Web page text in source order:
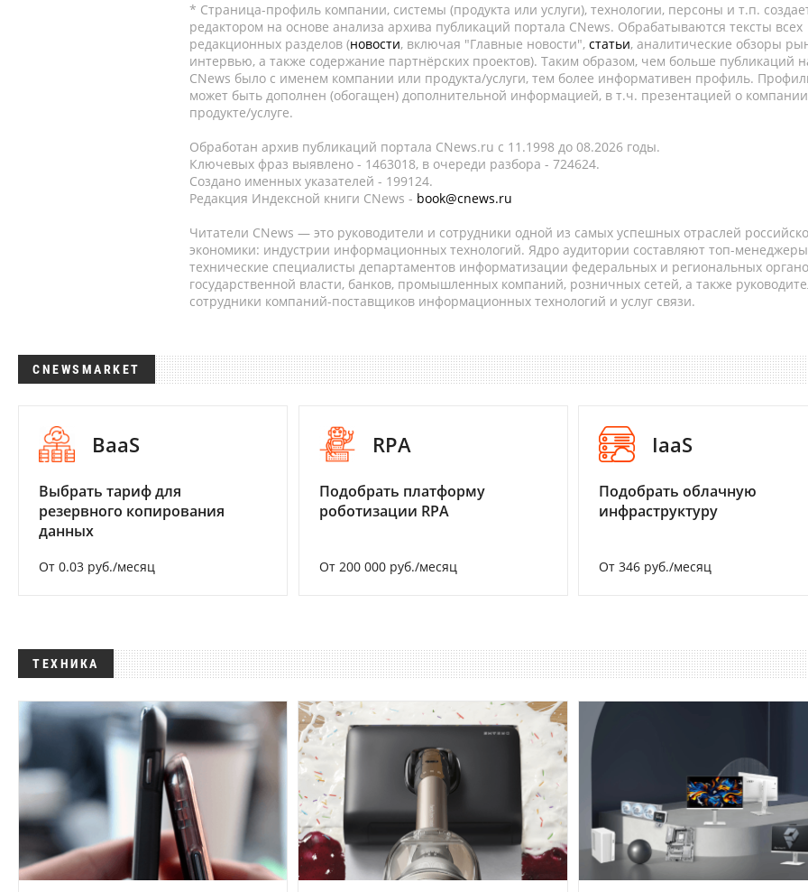
* Страница-профиль компании, системы (продукта или услуги), технологии, персоны и т.п.
редактором на основе анализа архива публикаций портала CNews. Обрабатываются тексты всех
редакционных разделов (новости, включая "Главные новости", статьи, аналитические обзоры
интервью, а также содержание партнёрских проектов). Таким образом, чем больше публикаций
CNews было с именем компании или продукта/услуги, тем более информативен профиль.
может быть дополнен (обогащен) дополнительной информацией, в т.ч. презентацией о
продукте/услуге.
Обработан архив публикаций портала CNews.ru c 11.1998 до 08.2026 годы.
Ключевых фраз выявлено - 1463018, в очереди разбора - 724624.
Создано именных указателей - 199124.
Редакция Индексной книги CNews - book@cnews.ru
Читатели CNews — это руководители и сотрудники одной из самых успешных отраслей
экономики: индустрии информационных технологий. Ядро аудитории составляют топ-
технические специалисты департаментов информатизации федеральных и региональных
государственной власти, банков, промышленных компаний, розничных сетей, а также
сотрудники компаний-поставщиков информационных технологий и услуг связи.
CNEWSMARKET
BaaS
Выбрать тариф для
резервного копирования
данных
От 0.03 руб./месяц
RPA
Подобрать платформу
роботизации RPA
От 200 000 руб./месяц
IaaS
Подобрать облачную
инфраструктуру
От 346 руб./месяц
ТЕХНИКА